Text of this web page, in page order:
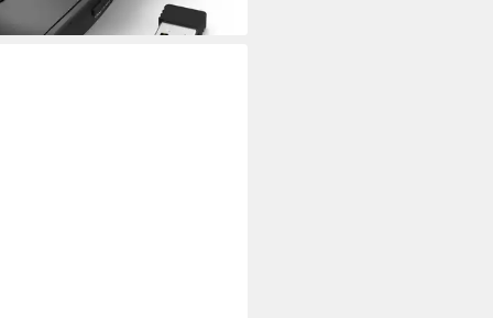
- in 3-4 Werktagen bei dir